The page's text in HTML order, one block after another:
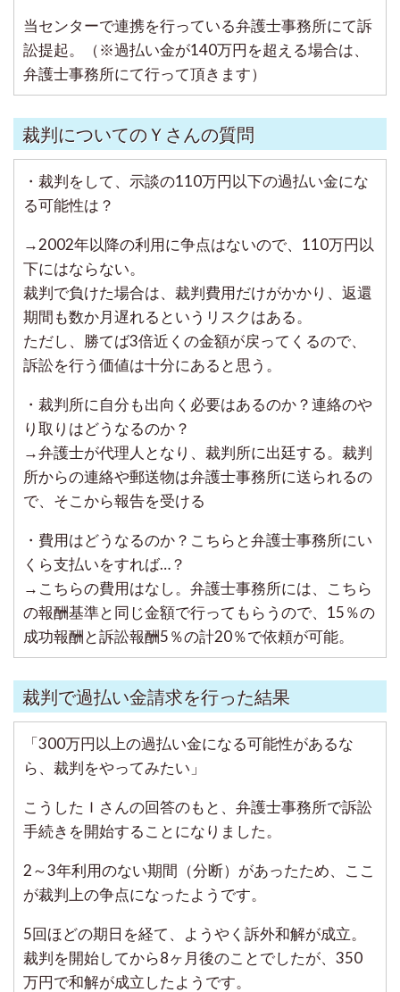
当センターで連携を行っている弁護士事務所にて訴
訟提起。（※過払い金が140万円を超える場合は、
弁護士事務所にて行って頂きます）
裁判についてのＹさんの質問
・裁判をして、示談の110万円以下の過払い金にな
る可能性は？
→2002年以降の利用に争点はないので、110万円以
下にはならない。
裁判で負けた場合は、裁判費用だけがかかり、返還
期間も数か月遅れるというリスクはある。
ただし、勝てば3倍近くの金額が戻ってくるので、
訴訟を行う価値は十分にあると思う。
・裁判所に自分も出向く必要はあるのか？連絡のや
り取りはどうなるのか？
→弁護士が代理人となり、裁判所に出廷する。裁判
所からの連絡や郵送物は弁護士事務所に送られるの
で、そこから報告を受ける
・費用はどうなるのか？こちらと弁護士事務所にい
くら支払いをすれば…？
→こちらの費用はなし。弁護士事務所には、こちら
の報酬基準と同じ金額で行ってもらうので、15％の
成功報酬と訴訟報酬5％の計20％で依頼が可能。
裁判で過払い金請求を行った結果
「300万円以上の過払い金になる可能性があるな
ら、裁判をやってみたい」
こうしたＩさんの回答のもと、弁護士事務所で訴訟
手続きを開始することになりました。
2～3年利用のない期間（分断）があったため、ここ
が裁判上の争点になったようです。
5回ほどの期日を経て、ようやく訴外和解が成立。
裁判を開始してから8ヶ月後のことでしたが、350
万円で和解が成立したようです。